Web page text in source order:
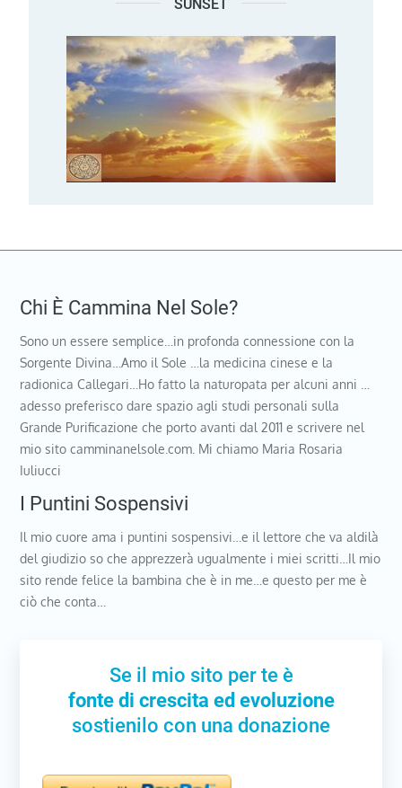
SUNSET
Chi È Cammina Nel Sole?
Sono un essere semplice…in profonda connessione con la
Sorgente Divina…Amo il Sole …la medicina cinese e la
radionica Callegari…Ho fatto la naturopata per alcuni anni …
adesso preferisco dare spazio agli studi personali sulla
Grande Purificazione che porto avanti dal 2011 e scrivere nel
mio sito camminanelsole.com. Mi chiamo Maria Rosaria
Iuliucci
I Puntini Sospensivi
Il mio cuore ama i puntini sospensivi…e il lettore che va aldilà
del giudizio so che apprezzerà ugualmente i miei scritti…Il mio
sito rende felice la bambina che è in me…e questo per me è
ciò che conta…
Se il mio sito per te è
fonte di crescita ed evoluzione
sostienilo con una donazione